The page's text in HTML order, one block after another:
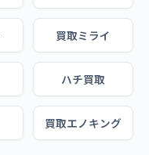
買取ミライ
ハチ買取
買取エノキング